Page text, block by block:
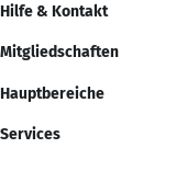
Hilfe & Kontakt
Mitgliedschaften
Hauptbereiche
Services